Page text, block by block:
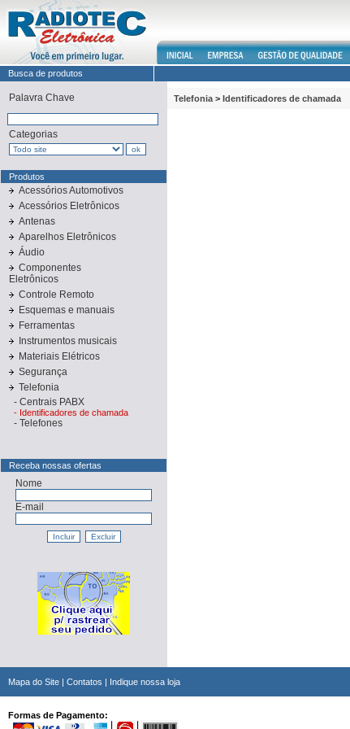
Busca de produtos
Palavra Chave
Categorias
Produtos
Acessórios Automotivos
Acessórios Eletrônicos
Antenas
Aparelhos Eletrônicos
Áudio
Componentes
Eletrônicos
Controle Remoto
Esquemas e manuais
Ferramentas
Instrumentos musicais
Materiais Elétricos
Segurança
Telefonia
- Centrais PABX
- Identificadores de chamada
- Telefones
Receba nossas ofertas
Nome
E-mail
Telefonia > Identificadores de chamada
Mapa do Site | Contatos | Indique nossa loja
Formas de Pagamento: